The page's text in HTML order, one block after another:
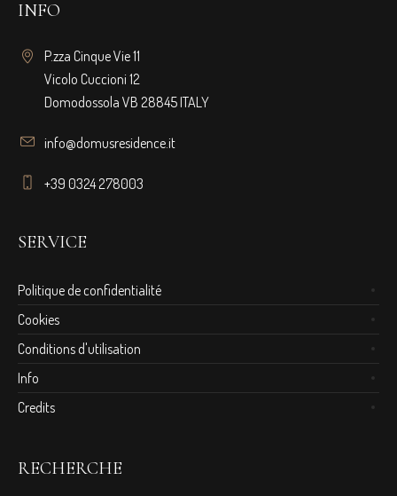
INFO
P.zza Cinque Vie 11
Vicolo Cuccioni 12
Domodossola VB 28845 ITALY
info@domusresidence.it
+39 0324 278003
SERVICE
Politique de confidentialité
Cookies
Conditions d'utilisation
Info
Credits
RECHERCHE